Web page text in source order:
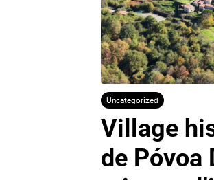
Uncategorized
Village
de Póvoa